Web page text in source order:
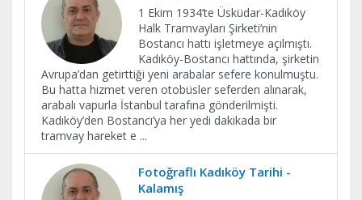
1 Ekim 1934’te Üsküdar-Kadıköy
Halk Tramvayları Şirketi’nin
Bostancı hattı işletmeye açılmıştı.
Kadıköy-Bostancı hattında, şirketin
Avrupa’dan getirttiği yeni arabalar sefere konulmuştu.
Bu hatta hizmet veren otobüsler seferden alınarak,
arabalı vapurla İstanbul tarafına gönderilmişti.
Kadıköy’den Bostancı’ya her yedi dakikada bir
tramvay hareket e ...
Fotoğraflı Kadıköy Tarihi -
Kalamış